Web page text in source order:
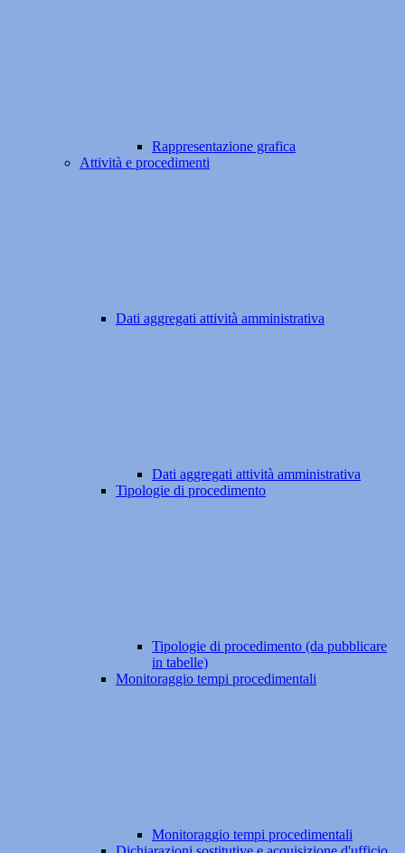
Rappresentazione grafica
Attività e procedimenti
Dati aggregati attività amministrativa
Dati aggregati attività amministrativa
Tipologie di procedimento
Tipologie di procedimento (da pubblicare
in tabelle)
Monitoraggio tempi procedimentali
Monitoraggio tempi procedimentali